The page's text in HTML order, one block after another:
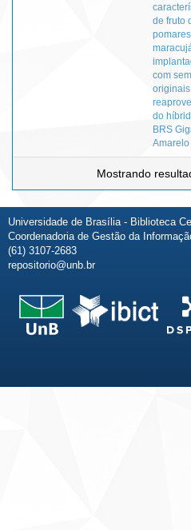
de fruto
com
originais
do
BRS
Amarelo
Mostrando
Universidade de Brasília - Biblioteca
Coordenadoria de Gestão da
(61) 3107-2683
repositorio@unb.br